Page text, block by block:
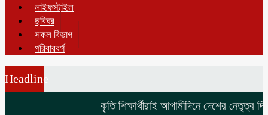
লাইফস্টাইল
ছবিঘর
সকল বিভাগ
পরিবারবর্গ
Headline
কৃতি শিক্ষার্থীরাই আগামীদিনে দেশের নেতৃত্ব